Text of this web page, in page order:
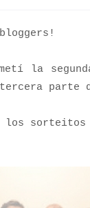
la
parte
los